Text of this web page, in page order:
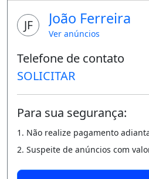
JF João Ferreira
Ver anúncios
Telefone de contato
SOLICITAR
Para sua segurança:
1. Não realize pagamento
2. Suspeite de anúncios com